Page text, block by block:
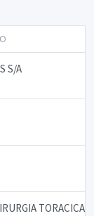
S/A
TORACICA